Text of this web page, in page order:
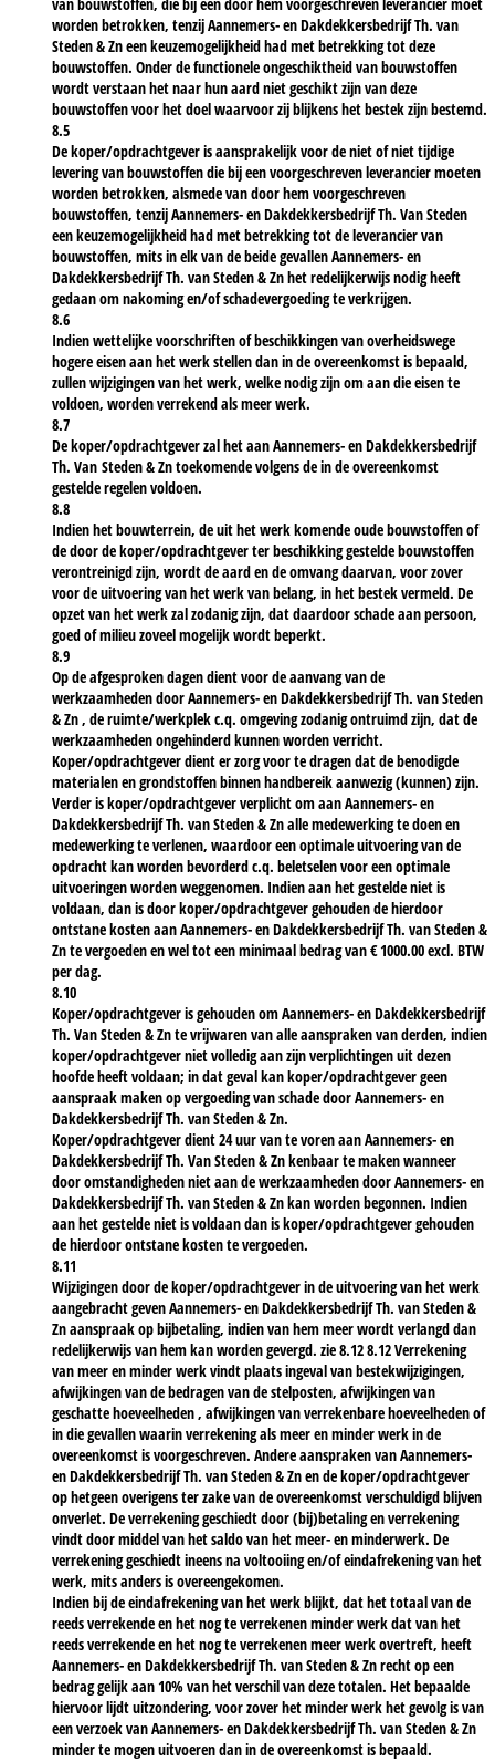
van bouwstoffen, die bij een door hem voorgeschreven leverancier moet
worden betrokken, tenzij Aannemers- en Dakdekkersbedrijf Th. van
Steden & Zn een keuzemogelijkheid had met betrekking tot deze
bouwstoffen. Onder de functionele ongeschiktheid van bouwstoffen
wordt verstaan het naar hun aard niet geschikt zijn van deze
bouwstoffen voor het doel waarvoor zij blijkens het bestek zijn bestemd.
8.5
De koper/opdrachtgever is aansprakelijk voor de niet of niet tijdige
levering van bouwstoffen die bij een voorgeschreven leverancier moeten
worden betrokken, alsmede van door hem voorgeschreven
bouwstoffen, tenzij Aannemers- en Dakdekkersbedrijf Th. Van Steden
een keuzemogelijkheid had met betrekking tot de leverancier van
bouwstoffen, mits in elk van de beide gevallen Aannemers- en
Dakdekkersbedrijf Th. van Steden & Zn het redelijkerwijs nodig heeft
gedaan om nakoming en/of schadevergoeding te verkrijgen.
8.6
Indien wettelijke voorschriften of beschikkingen van overheidswege
hogere eisen aan het werk stellen dan in de overeenkomst is bepaald,
zullen wijzigingen van het werk, welke nodig zijn om aan die eisen te
voldoen, worden verrekend als meer werk.
8.7
De koper/opdrachtgever zal het aan Aannemers- en Dakdekkersbedrijf
Th. Van Steden & Zn toekomende volgens de in de overeenkomst
gestelde regelen voldoen.
8.8
Indien het bouwterrein, de uit het werk komende oude bouwstoffen of
de door de koper/opdrachtgever ter beschikking gestelde bouwstoffen
verontreinigd zijn, wordt de aard en de omvang daarvan, voor zover
voor de uitvoering van het werk van belang, in het bestek vermeld. De
opzet van het werk zal zodanig zijn, dat daardoor schade aan persoon,
goed of milieu zoveel mogelijk wordt beperkt.
8.9
Op de afgesproken dagen dient voor de aanvang van de
werkzaamheden door Aannemers- en Dakdekkersbedrijf Th. van Steden
& Zn , de ruimte/werkplek c.q. omgeving zodanig ontruimd zijn, dat de
werkzaamheden ongehinderd kunnen worden verricht.
Koper/opdrachtgever dient er zorg voor te dragen dat de benodigde
materialen en grondstoffen binnen handbereik aanwezig (kunnen) zijn.
Verder is koper/opdrachtgever verplicht om aan Aannemers- en
Dakdekkersbedrijf Th. van Steden & Zn alle medewerking te doen en
medewerking te verlenen, waardoor een optimale uitvoering van de
opdracht kan worden bevorderd c.q. beletselen voor een optimale
uitvoeringen worden weggenomen. Indien aan het gestelde niet is
voldaan, dan is door koper/opdrachtgever gehouden de hierdoor
ontstane kosten aan Aannemers- en Dakdekkersbedrijf Th. van Steden &
Zn te vergoeden en wel tot een minimaal bedrag van € 1000.00 excl. BTW
per dag.
8.10
Koper/opdrachtgever is gehouden om Aannemers- en Dakdekkersbedrijf
Th. Van Steden & Zn te vrijwaren van alle aanspraken van derden, indien
koper/opdrachtgever niet volledig aan zijn verplichtingen uit dezen
hoofde heeft voldaan; in dat geval kan koper/opdrachtgever geen
aanspraak maken op vergoeding van schade door Aannemers- en
Dakdekkersbedrijf Th. van Steden & Zn.
Koper/opdrachtgever dient 24 uur van te voren aan Aannemers- en
Dakdekkersbedrijf Th. Van Steden & Zn kenbaar te maken wanneer
door omstandigheden niet aan de werkzaamheden door Aannemers- en
Dakdekkersbedrijf Th. van Steden & Zn kan worden begonnen. Indien
aan het gestelde niet is voldaan dan is koper/opdrachtgever gehouden
de hierdoor ontstane kosten te vergoeden.
8.11
Wijzigingen door de koper/opdrachtgever in de uitvoering van het werk
aangebracht geven Aannemers- en Dakdekkersbedrijf Th. van Steden &
Zn aanspraak op bijbetaling, indien van hem meer wordt verlangd dan
redelijkerwijs van hem kan worden gevergd. zie 8.12 8.12 Verrekening
van meer en minder werk vindt plaats ingeval van bestekwijzigingen,
afwijkingen van de bedragen van de stelposten, afwijkingen van
geschatte hoeveelheden , afwijkingen van verrekenbare hoeveelheden of
in die gevallen waarin verrekening als meer en minder werk in de
overeenkomst is voorgeschreven. Andere aanspraken van Aannemers-
en Dakdekkersbedrijf Th. van Steden & Zn en de koper/opdrachtgever
op hetgeen overigens ter zake van de overeenkomst verschuldigd blijven
onverlet. De verrekening geschiedt door (bij)betaling en verrekening
vindt door middel van het saldo van het meer- en minderwerk. De
verrekening geschiedt ineens na voltooiing en/of eindafrekening van het
werk, mits anders is overeengekomen.
Indien bij de eindafrekening van het werk blijkt, dat het totaal van de
reeds verrekende en het nog te verrekenen minder werk dat van het
reeds verrekende en het nog te verrekenen meer werk overtreft, heeft
Aannemers- en Dakdekkersbedrijf Th. van Steden & Zn recht op een
bedrag gelijk aan 10% van het verschil van deze totalen. Het bepaalde
hiervoor lijdt uitzondering, voor zover het minder werk het gevolg is van
een verzoek van Aannemers- en Dakdekkersbedrijf Th. van Steden & Zn
minder te mogen uitvoeren dan in de overeenkomst is bepaald.